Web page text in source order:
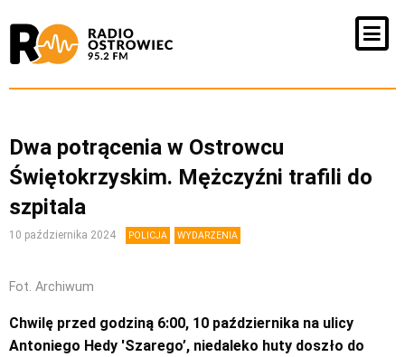
Dwa potrącenia w Ostrowcu
Świętokrzyskim. Mężczyźni trafili do
szpitala
10 października 2024 POLICJA WYDARZENIA
Fot. Archiwum
Chwilę przed godziną 6:00, 10 października na ulicy
Antoniego Hedy 'Szarego’, niedaleko huty doszło do